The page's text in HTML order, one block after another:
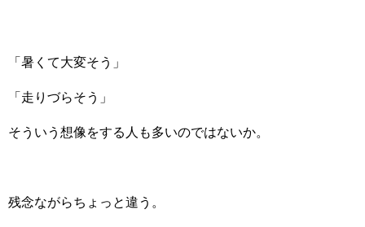
「暑くて大変そう」
「走りづらそう」
そういう想像をする人も多いのではないか。
残念ながらちょっと違う。